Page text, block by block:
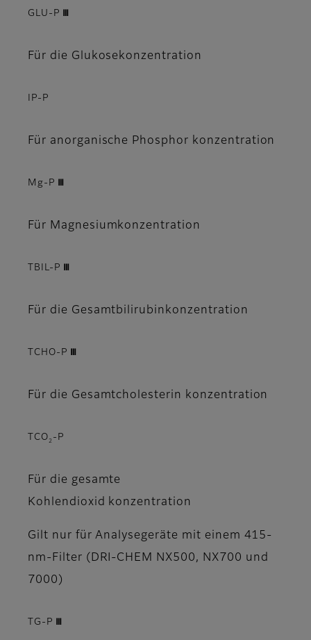
GLU-P Ⅲ
Für die Glukosekonzentration
IP-P
Für anorganische Phosphor konzentration
Mg-P Ⅲ
Für Magnesiumkonzentration
TBIL-P Ⅲ
Für die Gesamtbilirubinkonzentration
TCHO-P Ⅲ
Für die Gesamtcholesterin konzentration
TCO2 -P
Für die gesamte
Kohlendioxid konzentration
Gilt nur für Analysegeräte mit einem 415-
nm-Filter (DRI-CHEM NX500, NX700 und
7000)
TG-P Ⅲ